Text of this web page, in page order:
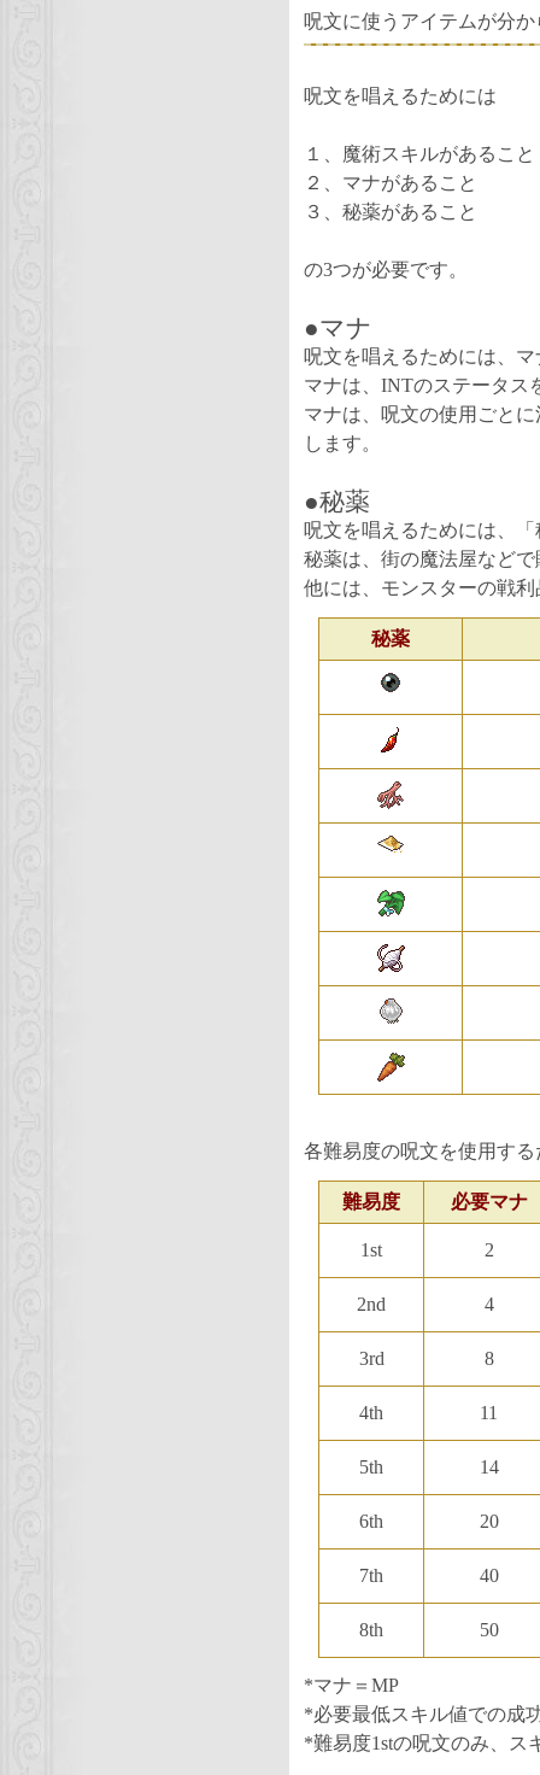
呪文に使うアイテムが分
呪文を唱えるためには
１、魔術スキルがあること
２、マナがあること
３、秘薬があること
の3つが必要です。
●マナ
呪文を唱えるためには、
マナは、INTのステータス
マナは、呪文の使用ごと
します。
●秘薬
呪文を唱えるためには、
秘薬は、街の魔法屋など
他には、モンスターの戦
秘薬
各難易度の呪文を使用す
難易度 必要マナ
1st 2
2nd 4
3rd 8
4th 11
5th 14
6th 20
7th 40
8th 50
*マナ＝MP
*必要最低スキル値での成
*難易度1stの呪文のみ、ス